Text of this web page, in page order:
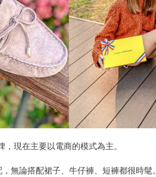
現在主要以電商的模式為主。
無論搭配裙子、牛仔褲、短褲都很時髦。